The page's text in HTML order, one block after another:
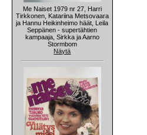
Me Naiset 1979 nr 27, Harri
Tirkkonen, Katariina Metsovaara
ja Hannu Heikinheimo häät, Leila
Seppänen - supertähtien
kampaaja, Sirkka ja Aarno
Stormbom
Näytä